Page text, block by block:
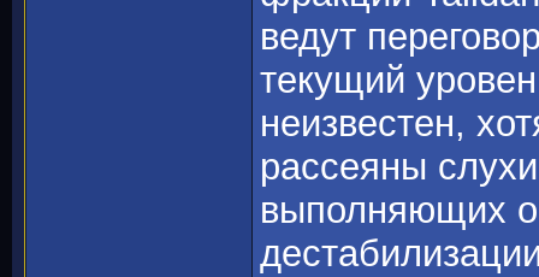
ведут
текущий
неизвестен,
рассеяны
выполняющих